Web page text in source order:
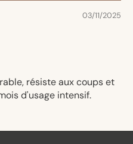
03/11/2025
résiste aux coups et
d'usage intensif.